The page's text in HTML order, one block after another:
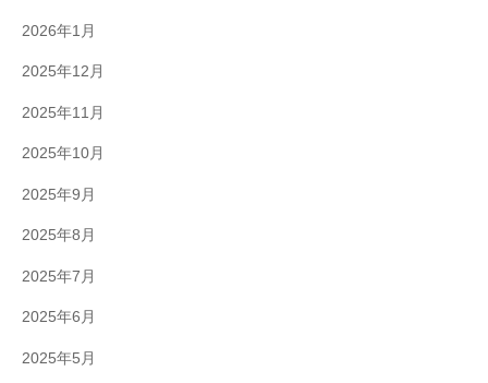
2026年1月
2025年12月
2025年11月
2025年10月
2025年9月
2025年8月
2025年7月
2025年6月
2025年5月